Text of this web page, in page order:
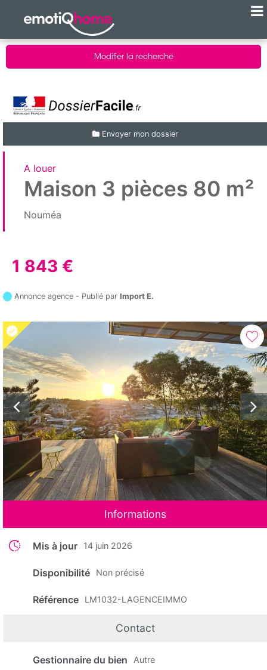
Modifier la recherche
Envoyer mon dossier
A louer
Maison 3 pièces 80 m²
Nouméa
1 843 €
Annonce agence - Publié parImport E.
Informations
Mis à jour 14 juin 2026
Disponibilité Non précisé
Référence LM1032-LAGENCEIMMO
Contact
Gestionnaire du bien Autre